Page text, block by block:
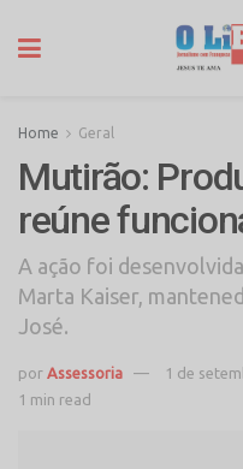
Home Geral
Mutirão:
reúne
A ação foi
Marta Kaiser,
José.
por Assessoria
1 de
1 min read